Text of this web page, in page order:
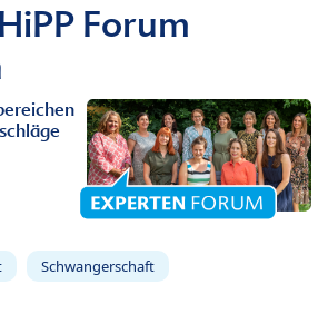
Forum
Schwangerschaft